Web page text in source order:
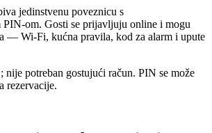
jedinstvenu poveznicu s
PIN-om. Gosti se prijavljuju online i mogu
— Wi-Fi, kućna pravila, kod za alarm i upute
nije potreban gostujući račun. PIN se može
rezervacije.